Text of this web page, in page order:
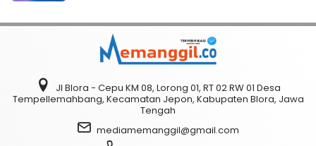
Jl Blora - Cepu KM 08, Lorong 01, RT 02 RW 01 Desa
Tempellemahbang, Kecamatan Jepon, Kabupaten Blora, Jawa
Tengah
mediamemanggil@gmail.com